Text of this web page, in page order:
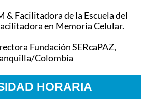
& Facilitadora de la Escuela del
en Memoria Celular.
Fundación SERcaPAZ,
Colombia
HORARIA